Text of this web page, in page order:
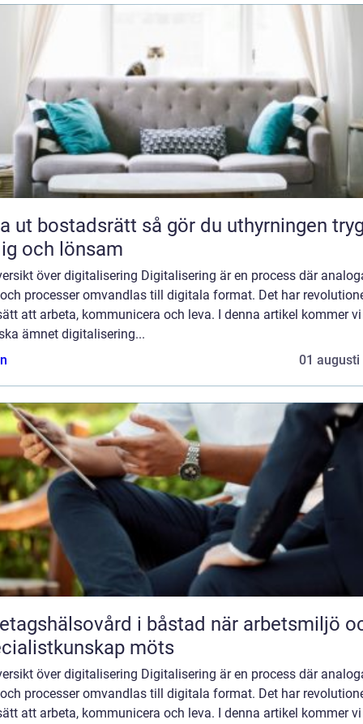
så gör du uthyrningen trygg,
och lönsam
över digitalisering Digitalisering är en process där
processer omvandlas till digitala format. Det har
att arbeta, kommunicera och leva. I denna artikel kommer
ämnet digitalisering...
01 augusti
i båstad när arbetsmiljö och
möts
över digitalisering Digitalisering är en process där
processer omvandlas till digitala format. Det har
att arbeta, kommunicera och leva. I denna artikel kommer